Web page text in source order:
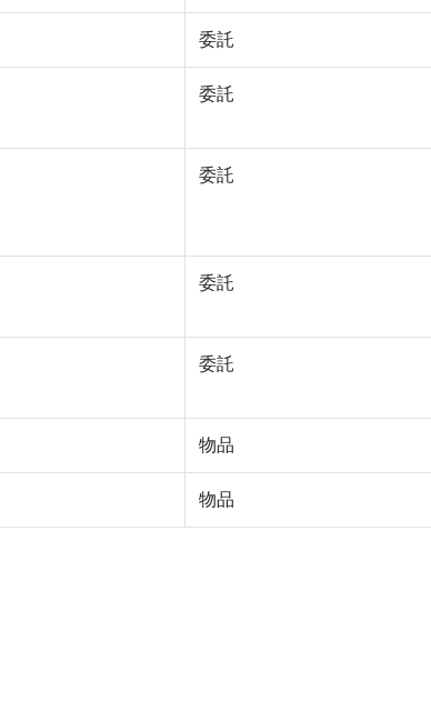
委託
委託
委託
委託
委託
物品
物品